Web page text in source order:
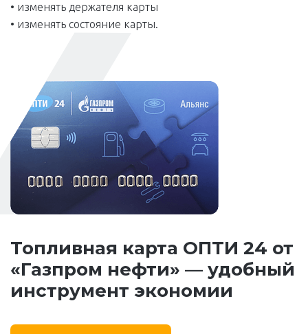
• изменять держателя карты
• изменять состояние карты.
Топливная карта ОПТИ 24 от
«Газпром нефти» — удобный
инструмент экономии